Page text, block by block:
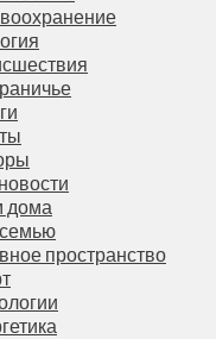
дома
пространство